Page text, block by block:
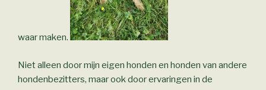
waar maken.
Niet alleen door mijn eigen honden en honden van andere
hondenbezitters, maar ook door ervaringen in de